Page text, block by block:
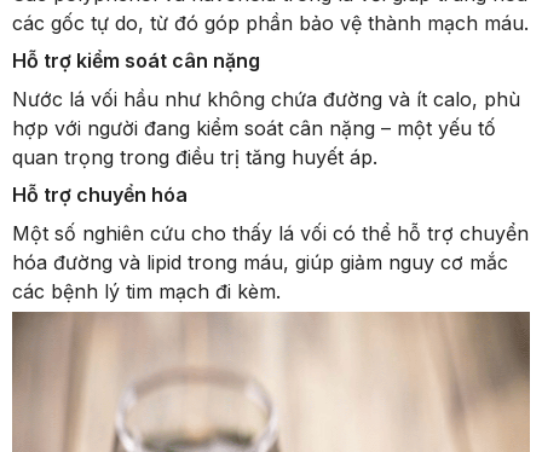
các gốc tự do, từ đó góp phần bảo vệ thành mạch máu.
Hỗ trợ kiểm soát cân nặng
Nước lá vối hầu như không chứa đường và ít calo, phù
hợp với người đang kiểm soát cân nặng – một yếu tố
quan trọng trong điều trị tăng huyết áp.
Hỗ trợ chuyển hóa
Một số nghiên cứu cho thấy lá vối có thể hỗ trợ chuyển
hóa đường và lipid trong máu, giúp giảm nguy cơ mắc
các bệnh lý tim mạch đi kèm.